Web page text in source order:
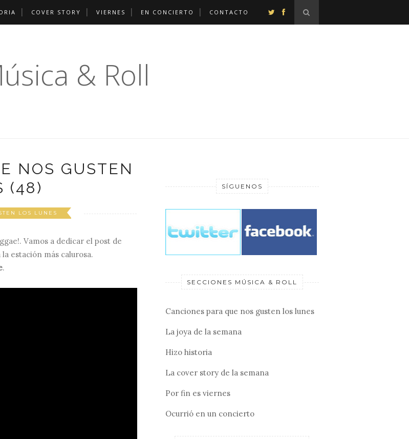
COVER STORY VIERNES EN CONCIERTO CONTACTO
& Roll
NOS GUSTEN
(48)
LOS LUNES
Vamos a dedicar el post de
estación más calurosa.
.
SÍGUENOS
SECCIONES MÚSICA & ROLL
Canciones para que nos gusten los lunes
La joya de la semana
Hizo historia
La cover story de la semana
Por fin es viernes
Ocurrió en un concierto